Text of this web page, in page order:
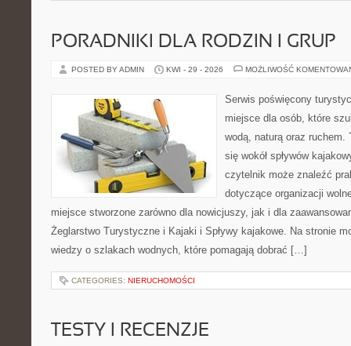
PORADNIKI DLA RODZIN I GRUP
POSTED BY ADMIN KWI - 29 - 2026 MOŻLIWOŚĆ
Serwis poświęcony
miejsce dla osób, które
wodą, naturą oraz ruchem.
się wokół spływów
czytelnik może znaleźć
dotyczące organizacji
miejsce stworzone zarówno dla nowicjuszy, jak i dla
Żeglarstwo Turystyczne i Kajaki i Spływy kajakowe. Na stronie
wiedzy o szlakach wodnych, które pomagają dobrać […]
CATEGORIES: NIERUCHOMOŚCI
TESTY I RECENZJE